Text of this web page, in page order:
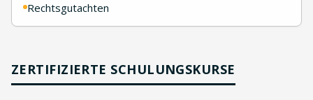
Rechtsgutachten
ZERTIFIZIERTE SCHULUNGSKURSE